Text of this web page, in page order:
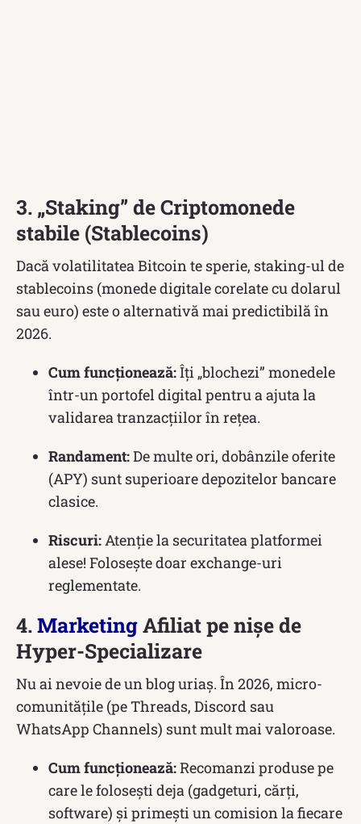
3. „Staking” de Criptomonede
stabile (Stablecoins)
Dacă volatilitatea Bitcoin te sperie, staking-ul de
stablecoins (monede digitale corelate cu dolarul
sau euro) este o alternativă mai predictibilă în
2026.
Cum funcționează:Îți „blochezi” monedele
într-un portofel digital pentru a ajuta la
validarea tranzacțiilor în rețea.
Randament:De multe ori, dobânzile oferite
(APY) sunt superioare depozitelor bancare
clasice.
Riscuri: Atenție la securitatea platformei
alese! Folosește doar exchange-uri
reglementate.
4.MarketingAfiliat pe nișe de
Hyper-Specializare
Nu ai nevoie de un blog uriaș. În 2026, micro-
comunitățile (pe Threads, Discord sau
WhatsApp Channels) sunt mult mai valoroase.
Cum funcționează:Recomanzi produse pe
care le folosești deja (gadgeturi, cărți,
software) și primești un comision la fiecare